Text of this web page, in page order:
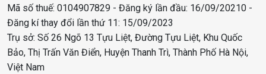
Mã số thuế: 0104907829 - Đăng ký lần đầu: 16/09/20210 -
Đăng kí thay đổi lần thứ 11: 15/09/2023
Trụ sở: Số 26 Ngõ 13 Tựu Liệt, Đường Tựu Liệt, Khu Quốc
Bảo, Thị Trấn Văn Điển, Huyện Thanh Trì, Thành Phố Hà Nội,
Việt Nam